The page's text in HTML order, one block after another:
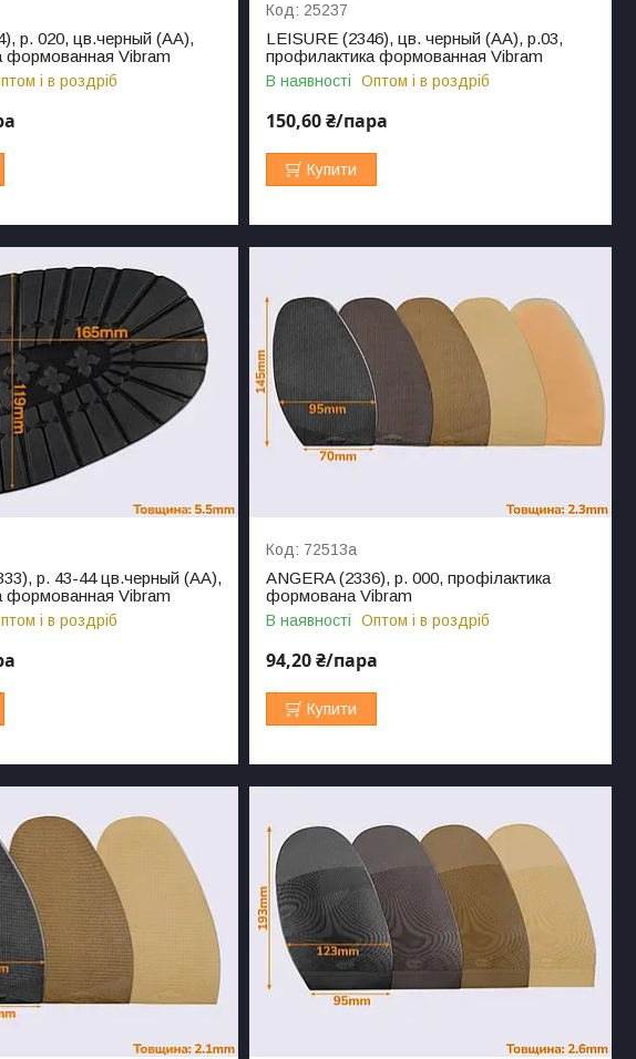
р. 020, цв.черный (АА),
формованная Vibram
і в роздріб
25237
LEISURE (2346), цв. черный (АА), р.03,
профилактика формованная Vibram
В наявності Оптом і в роздріб
150,60 ₴/пара
Купити
р. 43-44 цв.черный (АА),
формованная Vibram
і в роздріб
72513а
ANGERA (2336), р. 000, профілактика
формована Vibram
В наявності Оптом і в роздріб
94,20 ₴/пара
Купити